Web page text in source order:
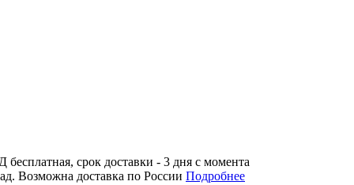
срок доставки - 3 дня с момента
Возможна доставка по России Подробнее